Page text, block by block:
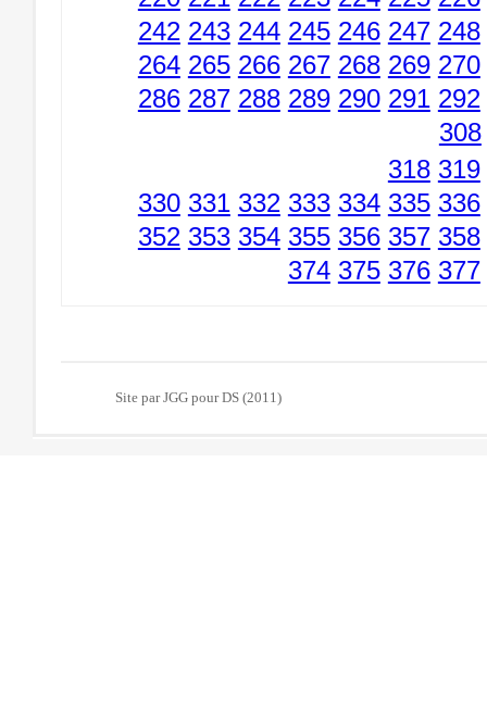
242 243 244 245 246 247 248
264 265 266 267 268 269 270
286 287 288 289 290 291 292
308
318 319
330 331 332 333 334 335 336
352 353 354 355 356 357 358
374 375 376 377
Site par JGG pour DS (2011)